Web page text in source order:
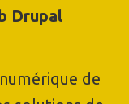
Drupal
de